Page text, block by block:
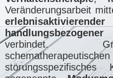
Veränderungsarbeit
verbindet.
störungsspezifisches